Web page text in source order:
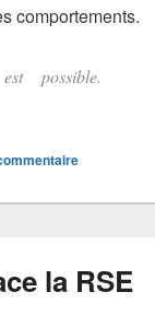
comportements.
possible.
la RSE